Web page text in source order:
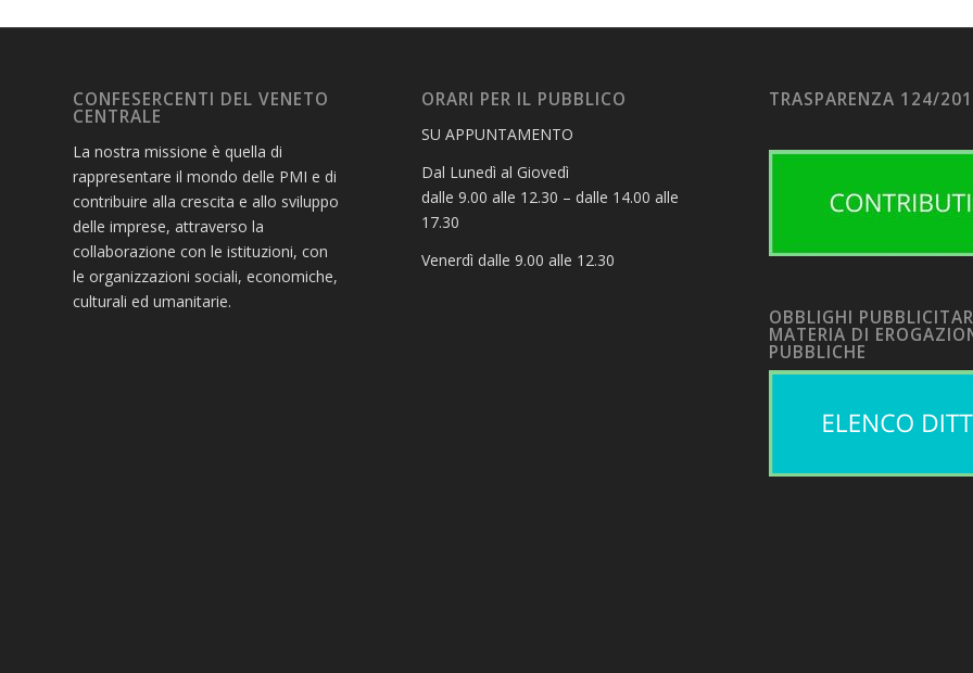
CONFESERCENTI DEL VENETO
CENTRALE
La nostra missione è quella di
rappresentare il mondo delle PMI e di
contribuire alla crescita e allo sviluppo
delle imprese, attraverso la
collaborazione con le istituzioni, con
le organizzazioni sociali, economiche,
culturali ed umanitarie.
ORARI PER IL PUBBLICO
SU APPUNTAMENTO
Dal Lunedì al Giovedì
dalle 9.00 alle 12.30 – dalle 14.00 alle
17.30
Venerdì dalle 9.00 alle 12.30
TRASPARENZA 124/
OBBLIGHI
MATERIA DI
PUBBLICHE